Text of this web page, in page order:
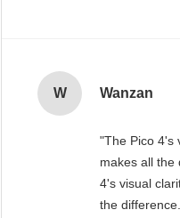
W Wanzan
"The Pico 4's
makes all the
4's visual
the